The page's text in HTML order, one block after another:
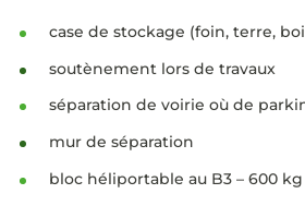
case de stockage (foin, terre,
soutènement lors de travaux
séparation de voirie où de
mur de séparation
bloc héliportable au B3 – 600 kg